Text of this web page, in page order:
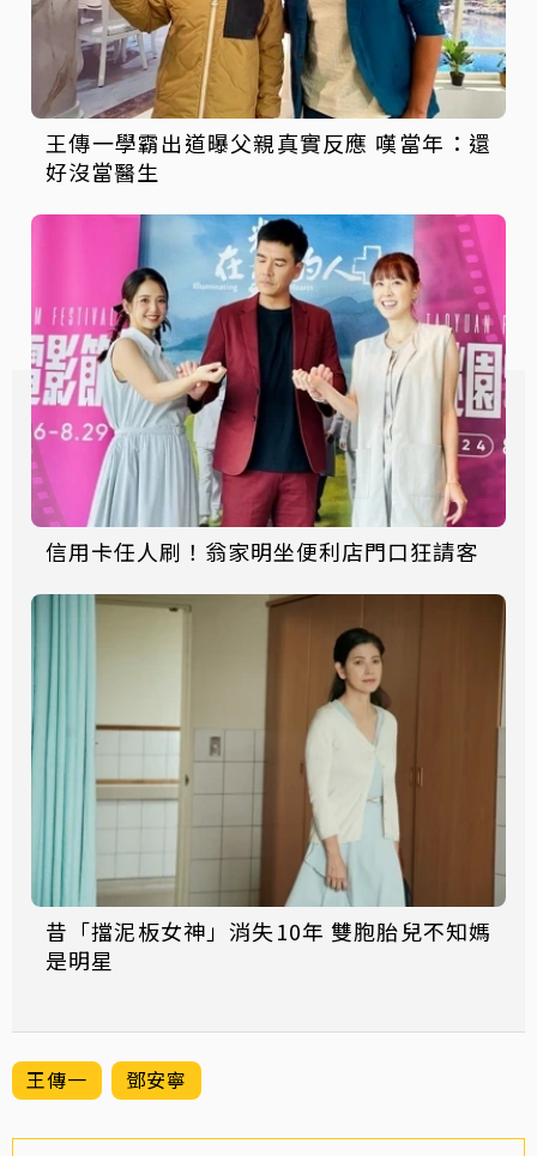
王傳一學霸出道曝父親真實反應 嘆當年：還
好沒當醫生
信用卡任人刷！翁家明坐便利店門口狂請客
昔「擋泥板女神」消失10年 雙胞胎兒不知媽
是明星
王傳一 鄧安寧